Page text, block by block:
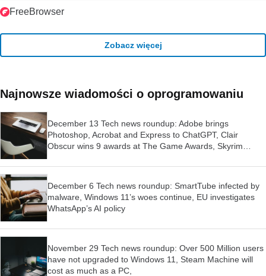
FreeBrowser
Zobacz więcej
Najnowsze wiadomości o oprogramowaniu
December 13 Tech news roundup: Adobe brings
Photoshop, Acrobat and Express to ChatGPT, Clair
Obscur wins 9 awards at The Game Awards, Skyrim
December 6 Tech news roundup: SmartTube infected by
malware, Windows 11’s woes continue, EU investigates
WhatsApp’s AI policy
November 29 Tech news roundup: Over 500 Million users
have not upgraded to Windows 11, Steam Machine will
cost as much as a PC,